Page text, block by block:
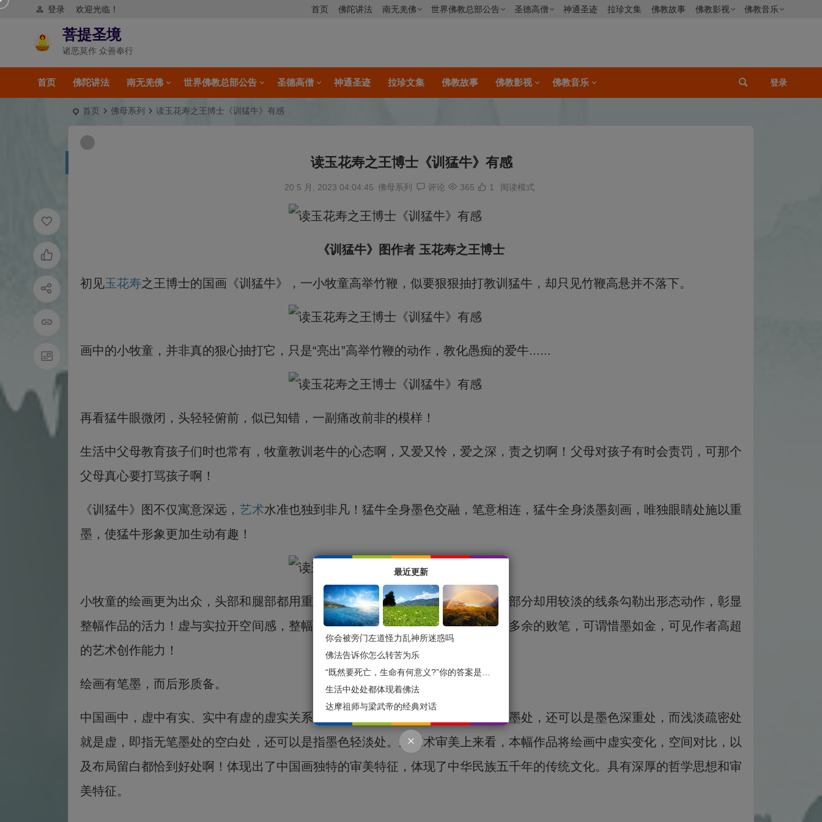
欢迎光临！
登录 首页 佛陀讲法 南无羌佛 世界佛教总部公告 圣德高僧 神通圣迹 拉珍文集 佛教故事 佛教影视 佛教音乐
菩提圣境
诸恶莫作 众善奉行
首页 佛陀讲法 南无羌佛 世界佛教总部公告 圣德高僧 神通圣迹 拉珍文集 佛教故事 佛教影视 佛教音乐 登录
首页 佛母系列 读玉花寿之王博士《训猛牛》有感
读玉花寿之王博士《训猛牛》有感
20 5 月, 2023 04:04:45 佛母系列 评论 365 1 阅读模式
《训猛牛》图作者 玉花寿之王博士
初见玉花寿之王博士的国画《训猛牛》，一小牧童高举竹鞭，似要狠狠抽打教训猛牛，却只见竹鞭高悬并不落下。
画中的小牧童，并非真的狠心抽打它，只是“亮出”高举竹鞭的动作，教化愚痴的爱牛......
再看猛牛眼微闭，头轻轻俯前，似已知错，一副痛改前非的模样！
生活中父母教育孩子们时也常有，牧童教训老牛的心态啊，又爱又怜，爱之深，责之切啊！父母对孩子有时会责罚，可那个
父母真心要打骂孩子啊！
《训猛牛》图不仅寓意深远， 艺术水准也独到非凡！猛牛全身墨色交融，笔意相连，猛牛全身淡墨刻画，唯独眼睛处施以重
墨，使猛牛形象更加生动有趣！
小牧童的绘画更为出众，头部和腿部都用重墨的色块刻画，干净利落，中间身体部分却用较淡的线条勾勒出形态动作，彰显
整幅作品的活力！虚与实拉开空间感，整幅作品用笔似简单却显大方，丝毫没有多余的败笔，可谓惜墨如金，可见作者高超
的艺术创作能力！
绘画有笔墨，而后形质备。
中国画中，虚中有实、实中有虚的虚实关系，墨色浓重繁复处就是实。即指有笔墨处，还可以是墨色深重处，而浅淡疏密处
就是虚，即指无笔墨处的空白处，还可以是指墨色轻淡处。从艺术审美上来看，本幅作品将绘画中虚实变化，空间对比，以
及布局留白都恰到好处啊！体现出了中国画独特的审美特征，体现了中华民族五千年的传统文化。具有深厚的哲学思想和审
美特征。
最近更新
你会被旁门左道怪力乱神所迷惑吗
佛法告诉你怎么转苦为乐
“既然要死亡，生命有何意义?”你的答案是什么？
生活中处处都体现着佛法
达摩祖师与梁武帝的经典对话